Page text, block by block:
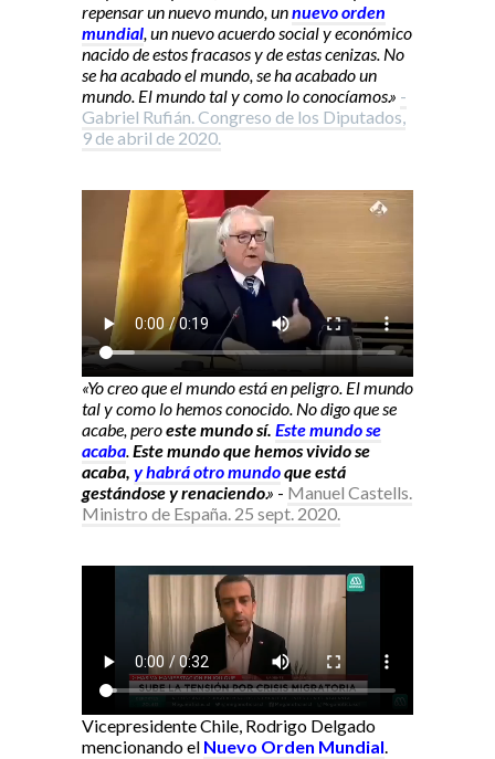
repensar un nuevo mundo, unnuevo orden
mundial, un nuevo acuerdo social y económico
nacido de estos fracasos y de estas cenizas. No
se ha acabado el mundo, se ha acabado un
mundo. El mundo tal y como lo conocíamos.» -
Gabriel Rufián. Congreso de los Diputados,
9 de abril de 2020.
«Yo creo que el mundo está en peligro. El mundo
tal y como lo hemos conocido. No digo que se
acabe, peroeste mundo sí. Este mundo se
acaba.Este mundo que hemos vivido se
acaba, y habrá otro mundoque está
gestándose y renaciendo.» - Manuel Castells.
Ministro de España. 25 sept. 2020.
Vicepresidente Chile, Rodrigo Delgado
mencionando el Nuevo Orden Mundial.